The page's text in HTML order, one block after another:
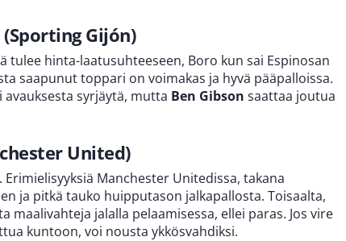
Gijón)
tulee hinta-laatusuhteeseen, Boro kun sai Espinosan
saapunut toppari on voimakas ja hyvä pääpalloissa.
avauksesta syrjäytä, mutta Ben Gibson saattaa joutua
United)
Manchester Unitedissa, takana
ja pitkä tauko huipputason jalkapallosta. Toisaalta,
maalivahteja jalalla pelaamisessa, ellei paras. Jos vire
kuntoon, voi nousta ykkösvahdiksi.